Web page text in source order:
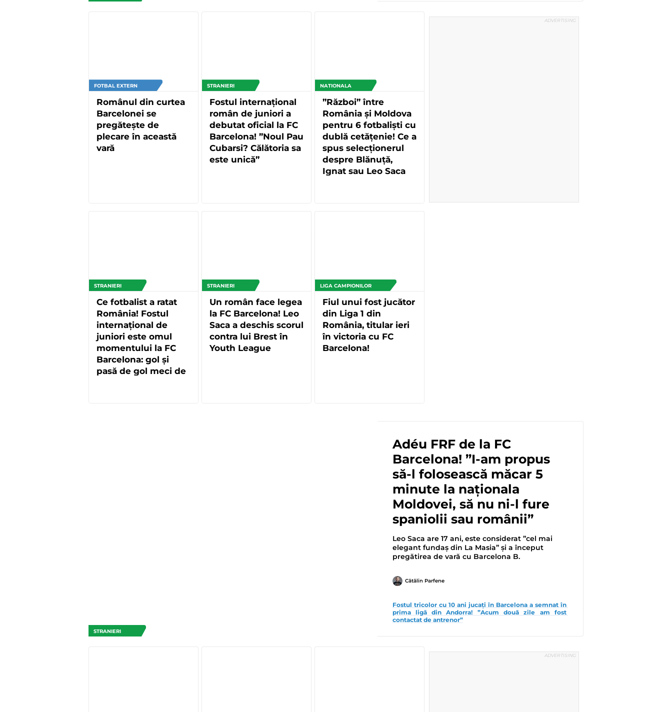
FOTBAL EXTERN
Românul din curtea
Barcelonei se
pregătește de
plecare în această
vară
STRANIERI
Fostul internațional
român de juniori a
debutat oficial la FC
Barcelona! ”Noul Pau
Cubarsi? Călătoria sa
este unică”
NATIONALA
”Război” între
România și Moldova
pentru 6 fotbaliști cu
dublă cetățenie! Ce a
spus selecționerul
despre Blănuță,
Ignat sau Leo Saca
STRANIERI
Ce fotbalist a ratat
România! Fostul
internațional de
juniori este omul
momentului la FC
Barcelona: gol și
pasă de gol meci de
STRANIERI
Un român face legea
la FC Barcelona! Leo
Saca a deschis scorul
contra lui Brest în
Youth League
LIGA CAMPIONILOR
Fiul unui fost jucător
din Liga 1 din
România, titular ieri
în victoria cu FC
Barcelona!
STRANIERI
Adéu FRF de la FC
Barcelona! ”I-am propus
să-l folosească măcar 5
minute la naționala
Moldovei, să nu ni-l fure
spaniolii sau românii”
Leo Saca are 17 ani, este considerat ”cel mai
elegant fundaș din La Masia” și a început
pregătirea de vară cu Barcelona B.
Cătălin Parfene
Fostul tricolor cu 10 ani jucați în Barcelona a semnat în
prima ligă din Andorra! ”Acum două zile am fost
contactat de antrenor”